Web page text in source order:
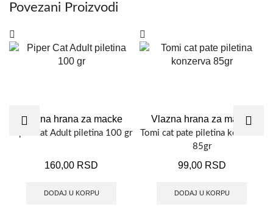
Povezani Proizvodi
Vlazna hrana za macke
Piper Cat Adult piletina 100 gr
160,00 RSD
DODAJ U KORPU
Vlazna hrana za macke
Tomi cat pate piletina konzerva
85gr
99,00 RSD
DODAJ U KORPU